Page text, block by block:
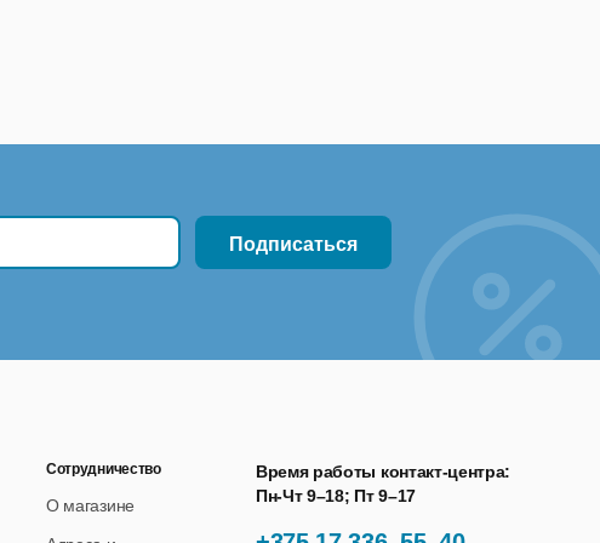
Время работы контакт-центра:
Пн-Чт 9–18; Пт 9–17
Сотрудничество
О магазине